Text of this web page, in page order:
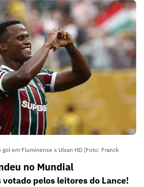
em Fluminense x Ulsan HD (Foto: Franck
no Mundial
votado pelos leitores do Lance!